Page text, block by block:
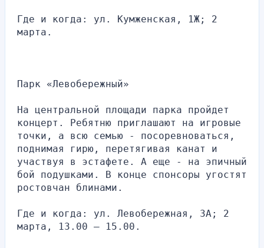
Где и когда: ул. Кумженская, 1Ж; 2
марта.
Парк «Левобережный»
На центральной площади парка пройдет
концерт. Ребятню приглашают на игровые
точки, а всю семью - посоревноваться,
поднимая гирю, перетягивая канат и
участвуя в эстафете. А еще - на эпичный
бой подушками. В конце спонсоры угостят
ростовчан блинами.
Где и когда: ул. Левобережная, 3А; 2
марта, 13.00 — 15.00.